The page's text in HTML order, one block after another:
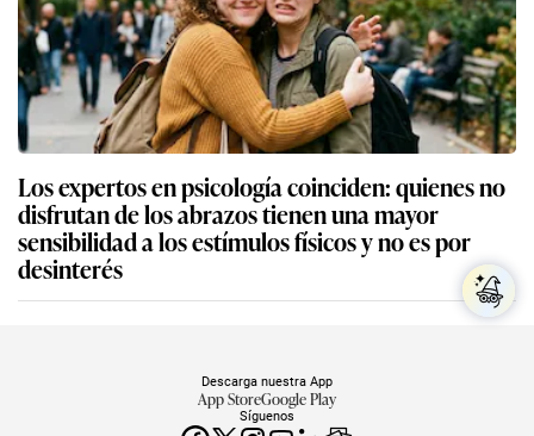
Los expertos en psicología coinciden: quienes no
disfrutan de los abrazos tienen una mayor
sensibilidad a los estímulos físicos y no es por
desinterés
Síguenos
Descarga nuestra App
App StoreGoogle Play